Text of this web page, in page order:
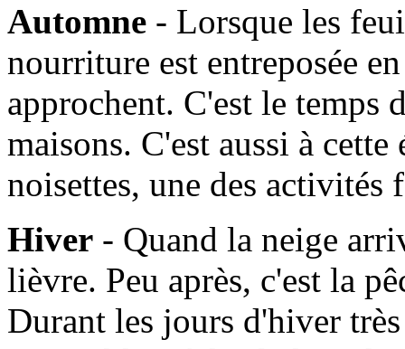
Automne - Lorsque les
nourriture est entreposée
approchent. C'est le temps
maisons. C'est aussi à
noisettes, une des
Hiver - Quand la neige
lièvre. Peu après, c'est la
Durant les jours d'hiver